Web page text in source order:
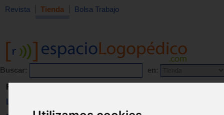
Revista Tienda Bolsa Trabajo
Buscar: en:
Revista
Libros